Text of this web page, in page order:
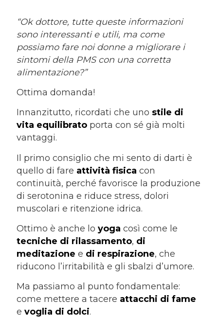
“Ok dottore, tutte queste informazioni
sono interessanti e utili, ma come
possiamo fare noi donne a migliorare i
sintomi della PMS con una corretta
alimentazione?”
Ottima domanda!
Innanzitutto, ricordati che uno stile di
vita equilibratoporta con sé già molti
vantaggi.
Il primo consiglio che mi sento di darti è
quello di fare attività fisica con
continuità, perché favorisce la produzione
di serotonina e riduce stress, dolori
muscolari e ritenzione idrica.
Ottimo è anche lo yoga così come le
tecniche di rilassamento, di
meditazione e di respirazione, che
riducono l’irritabilità e gli sbalzi d’umore.
Ma passiamo al punto fondamentale:
come mettere a tacere attacchi di fame
e voglia di dolci.